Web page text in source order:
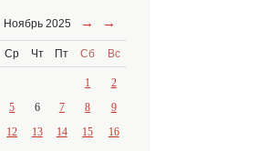
Ноябрь 2025 → →
Ср Чт Пт Сб Вс
1
2
5 6 7 8
9
12 13 14 15
16